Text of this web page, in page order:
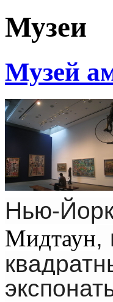
Музеи
Музей
Нью-
Мидтаун,